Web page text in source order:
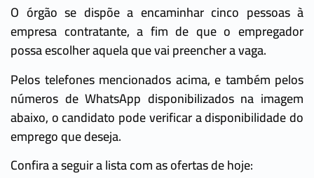
O órgão se dispõe a encaminhar cinco pessoas à
empresa contratante, a fim de que o empregador
possa escolher aquela que vai preencher a vaga.
Pelos telefones mencionados acima, e também pelos
números de WhatsApp disponibilizados na imagem
abaixo, o candidato pode verificar a disponibilidade do
emprego que deseja.
Confira a seguir a lista com as ofertas de hoje: